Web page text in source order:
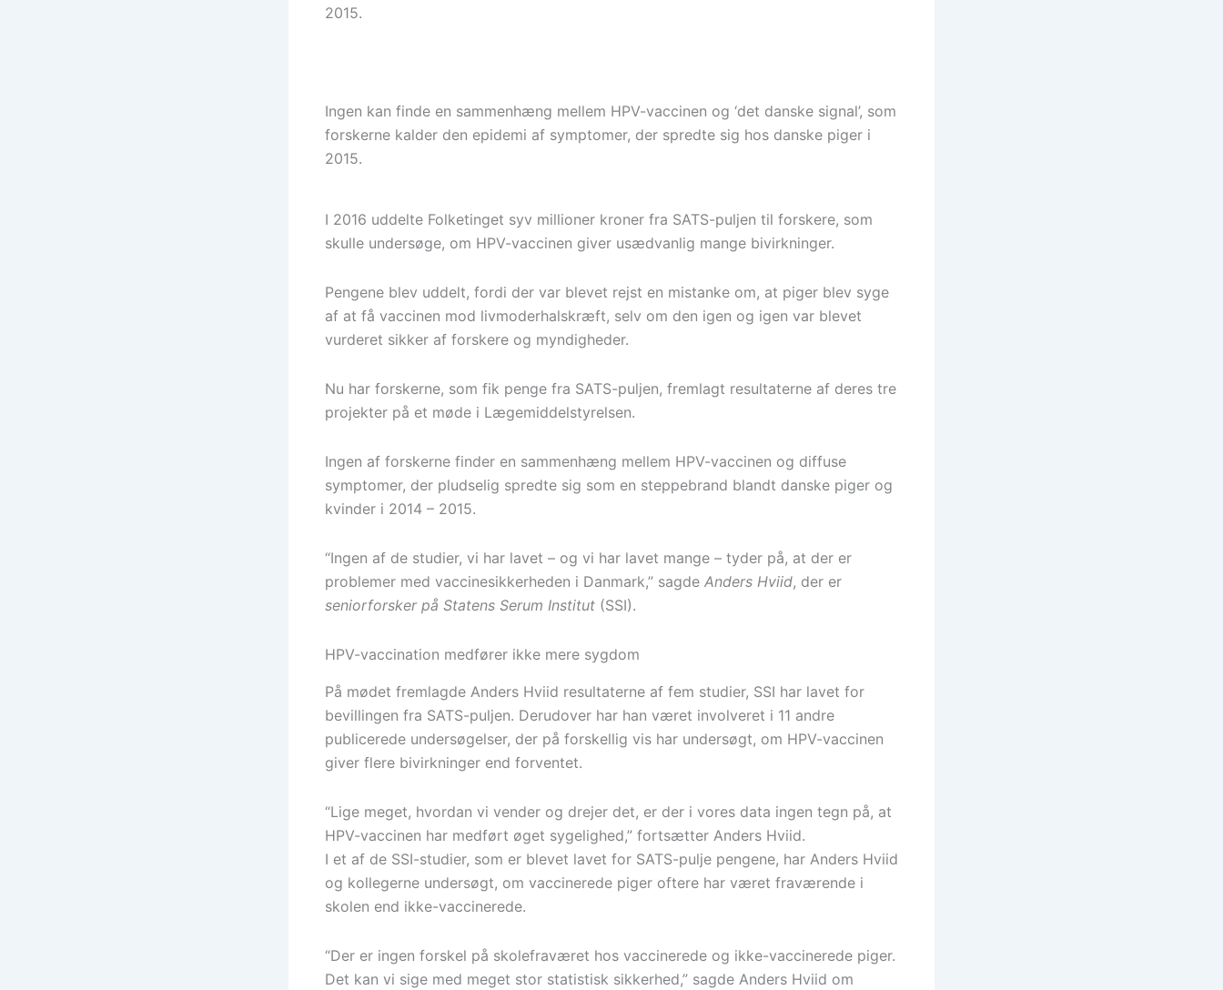
2015.
Ingen kan finde en sammenhæng mellem HPV-vaccinen og ‘det danske signal’, som
forskerne kalder den epidemi af symptomer, der spredte sig hos danske piger i
2015.
I 2016 uddelte Folketinget syv millioner kroner fra SATS-puljen til forskere, som
skulle undersøge, om HPV-vaccinen giver usædvanlig mange bivirkninger.
Pengene blev uddelt, fordi der var blevet rejst en mistanke om, at piger blev syge
af at få vaccinen mod livmoderhalskræft, selv om den igen og igen var blevet
vurderet sikker af forskere og myndigheder.
Nu har forskerne, som fik penge fra SATS-puljen, fremlagt resultaterne af deres tre
projekter på et møde i Lægemiddelstyrelsen.
Ingen af forskerne finder en sammenhæng mellem HPV-vaccinen og diffuse
symptomer, der pludselig spredte sig som en steppebrand blandt danske piger og
kvinder i 2014 – 2015.
“Ingen af de studier, vi har lavet – og vi har lavet mange – tyder på, at der er
problemer med vaccinesikkerheden i Danmark,” sagde Anders Hviid, der er
seniorforsker på Statens Serum Institut (SSI).
HPV-vaccination medfører ikke mere sygdom
På mødet fremlagde Anders Hviid resultaterne af fem studier, SSI har lavet for
bevillingen fra SATS-puljen. Derudover har han været involveret i 11 andre
publicerede undersøgelser, der på forskellig vis har undersøgt, om HPV-vaccinen
giver flere bivirkninger end forventet.
“Lige meget, hvordan vi vender og drejer det, er der i vores data ingen tegn på, at
HPV-vaccinen har medført øget sygelighed,” fortsætter Anders Hviid.
I et af de SSI-studier, som er blevet lavet for SATS-pulje pengene, har Anders Hviid
og kollegerne undersøgt, om vaccinerede piger oftere har været fraværende i
skolen end ikke-vaccinerede.
“Der er ingen forskel på skolefraværet hos vaccinerede og ikke-vaccinerede piger.
Det kan vi sige med meget stor statistisk sikkerhed,” sagde Anders Hviid om